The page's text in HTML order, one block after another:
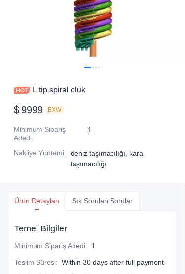
L tip spiral oluk
$ 9999 EXW
Minimum Sipariş
Adedi:
1
Nakliye Yöntemi:
deniz taşımacılığı, kara
taşımacılığı
Ürün Detayları Sık Sorulan Sorular
Temel Bilgiler
Minimum Sipariş Adedi: 1
Teslim Süresi: Within 30 days after full payment